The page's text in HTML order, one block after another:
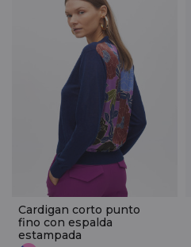
Cardigan corto punto
fino con espalda
estampada